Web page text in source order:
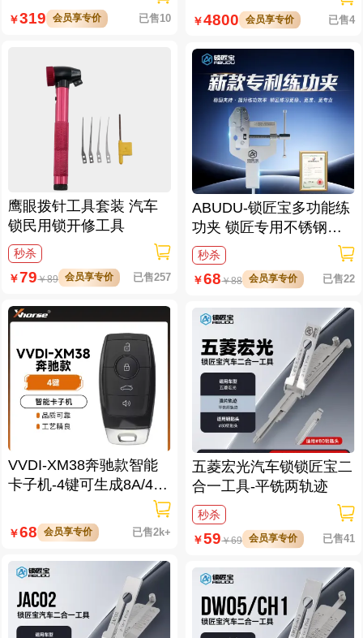
防窥视
￥319 会员享专价 已售10
鹰眼拨针工具套装 汽车
锁民用锁开修工具
秒杀
￥79￥89 会员享专价 已售257
VVDI-XM38奔驰款智能
卡子机-4键可生成8A/4D/
46/47/49/4A/MQB48/MQ
B49等
￥68 会员享专价 已售2k+
￥4800 会员享专价 已售4
ABUDU-锁匠宝多功能练
功夹 锁匠专用不锈钢练
功夹 锁具架子
秒杀
￥68￥88 会员享专价 已售22
五菱宏光汽车锁锁匠宝二
合一工具-平铣两轨迹
秒杀
￥59￥69 会员享专价 已售41